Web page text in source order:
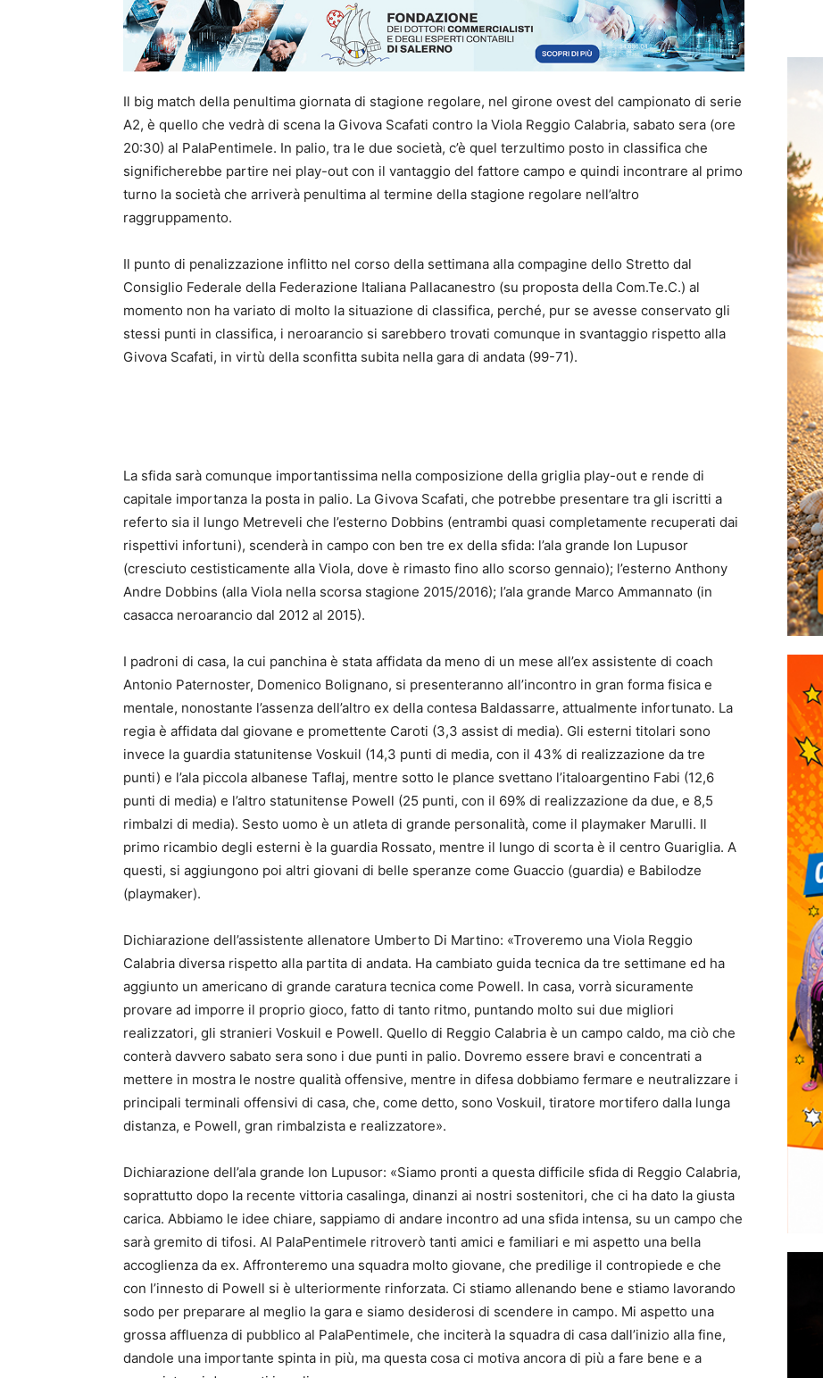
Il big match della penultima giornata di stagione regolare, nel girone ovest del campionato di serie
A2, è quello che vedrà di scena la Givova Scafati contro la Viola Reggio Calabria, sabato sera (ore
20:30) al PalaPentimele. In palio, tra le due società, c’è quel terzultimo posto in classifica che
significherebbe partire nei play-out con il vantaggio del fattore campo e quindi incontrare al primo
turno la società che arriverà penultima al termine della stagione regolare nell’altro
raggruppamento.
Il punto di penalizzazione inflitto nel corso della settimana alla compagine dello Stretto dal
Consiglio Federale della Federazione Italiana Pallacanestro (su proposta della Com.Te.C.) al
momento non ha variato di molto la situazione di classifica, perché, pur se avesse conservato gli
stessi punti in classifica, i neroarancio si sarebbero trovati comunque in svantaggio rispetto alla
Givova Scafati, in virtù della sconfitta subita nella gara di andata (99-71).
La sfida sarà comunque importantissima nella composizione della griglia play-out e rende di
capitale importanza la posta in palio. La Givova Scafati, che potrebbe presentare tra gli iscritti a
referto sia il lungo Metreveli che l’esterno Dobbins (entrambi quasi completamente recuperati dai
rispettivi infortuni), scenderà in campo con ben tre ex della sfida: l’ala grande Ion Lupusor
(cresciuto cestisticamente alla Viola, dove è rimasto fino allo scorso gennaio); l’esterno Anthony
Andre Dobbins (alla Viola nella scorsa stagione 2015/2016); l’ala grande Marco Ammannato (in
casacca neroarancio dal 2012 al 2015).
I padroni di casa, la cui panchina è stata affidata da meno di un mese all’ex assistente di coach
Antonio Paternoster, Domenico Bolignano, si presenteranno all’incontro in gran forma fisica e
mentale, nonostante l’assenza dell’altro ex della contesa Baldassarre, attualmente infortunato. La
regia è affidata dal giovane e promettente Caroti (3,3 assist di media). Gli esterni titolari sono
invece la guardia statunitense Voskuil (14,3 punti di media, con il 43% di realizzazione da tre
punti) e l’ala piccola albanese Taflaj, mentre sotto le plance svettano l’italoargentino Fabi (12,6
punti di media) e l’altro statunitense Powell (25 punti, con il 69% di realizzazione da due, e 8,5
rimbalzi di media). Sesto uomo è un atleta di grande personalità, come il playmaker Marulli. Il
primo ricambio degli esterni è la guardia Rossato, mentre il lungo di scorta è il centro Guariglia. A
questi, si aggiungono poi altri giovani di belle speranze come Guaccio (guardia) e Babilodze
(playmaker).
Dichiarazione dell’assistente allenatore Umberto Di Martino: «Troveremo una Viola Reggio
Calabria diversa rispetto alla partita di andata. Ha cambiato guida tecnica da tre settimane ed ha
aggiunto un americano di grande caratura tecnica come Powell. In casa, vorrà sicuramente
provare ad imporre il proprio gioco, fatto di tanto ritmo, puntando molto sui due migliori
realizzatori, gli stranieri Voskuil e Powell. Quello di Reggio Calabria è un campo caldo, ma ciò che
conterà davvero sabato sera sono i due punti in palio. Dovremo essere bravi e concentrati a
mettere in mostra le nostre qualità offensive, mentre in difesa dobbiamo fermare e neutralizzare i
principali terminali offensivi di casa, che, come detto, sono Voskuil, tiratore mortifero dalla lunga
distanza, e Powell, gran rimbalzista e realizzatore».
Dichiarazione dell’ala grande Ion Lupusor: «Siamo pronti a questa difficile sfida di Reggio Calabria,
soprattutto dopo la recente vittoria casalinga, dinanzi ai nostri sostenitori, che ci ha dato la giusta
carica. Abbiamo le idee chiare, sappiamo di andare incontro ad una sfida intensa, su un campo che
sarà gremito di tifosi. Al PalaPentimele ritroverò tanti amici e familiari e mi aspetto una bella
accoglienza da ex. Affronteremo una squadra molto giovane, che predilige il contropiede e che
con l’innesto di Powell si è ulteriormente rinforzata. Ci stiamo allenando bene e stiamo lavorando
sodo per preparare al meglio la gara e siamo desiderosi di scendere in campo. Mi aspetto una
grossa affluenza di pubblico al PalaPentimele, che inciterà la squadra di casa dall’inizio alla fine,
dandole una importante spinta in più, ma questa cosa ci motiva ancora di più a fare bene e a